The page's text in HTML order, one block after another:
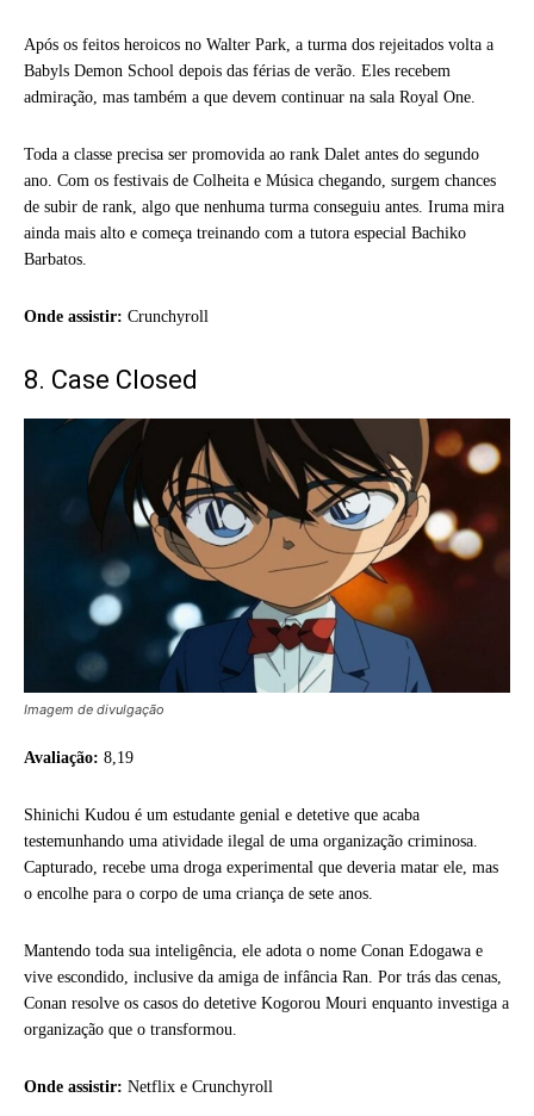
Após os feitos heroicos no Walter Park, a turma dos rejeitados volta a
Babyls Demon School depois das férias de verão. Eles recebem
admiração, mas também a que devem continuar na sala Royal One.
Toda a classe precisa ser promovida ao rank Dalet antes do segundo
ano. Com os festivais de Colheita e Música chegando, surgem chances
de subir de rank, algo que nenhuma turma conseguiu antes. Iruma mira
ainda mais alto e começa treinando com a tutora especial Bachiko
Barbatos.
Onde assistir: Crunchyroll
8. Case Closed
Imagem de divulgação
Avaliação: 8,19
Shinichi Kudou é um estudante genial e detetive que acaba
testemunhando uma atividade ilegal de uma organização criminosa.
Capturado, recebe uma droga experimental que deveria matar ele, mas
o encolhe para o corpo de uma criança de sete anos.
Mantendo toda sua inteligência, ele adota o nome Conan Edogawa e
vive escondido, inclusive da amiga de infância Ran. Por trás das cenas,
Conan resolve os casos do detetive Kogorou Mouri enquanto investiga a
organização que o transformou.
Onde assistir: Netflix e Crunchyroll